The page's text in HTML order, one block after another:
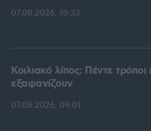
07.08.2026, 10:33
Κοιλιακό λίπος: Πέντε τρόποι
εξαφανίζουν
07.08.2026, 09:01